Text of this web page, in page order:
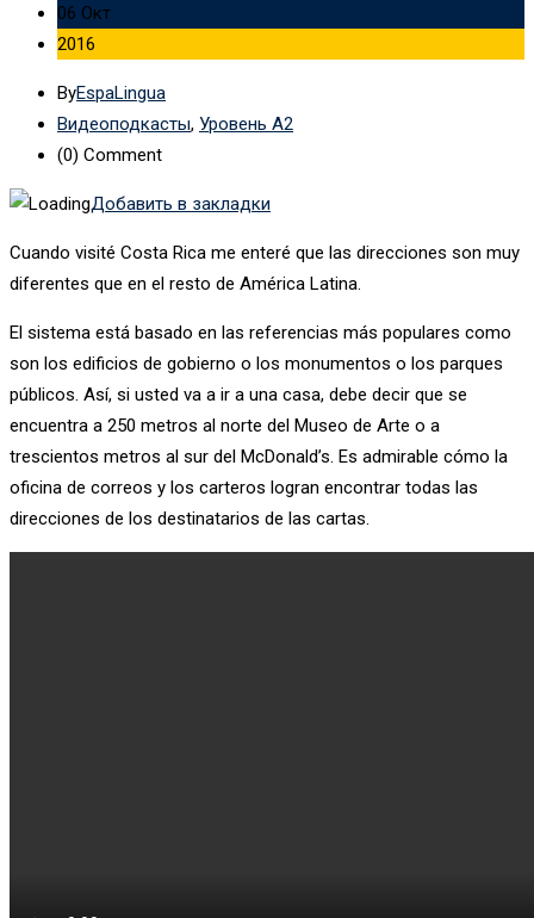
06 Окт
2016
ByEspaLingua
Видеоподкасты, Уровень А2
(0) Comment
Добавить в закладки
Cuando visité Costa Rica me enteré que las direcciones son muy
diferentes que en el resto de América Latina.
El sistema está basado en las referencias más populares como
son los edificios de gobierno o los monumentos o los parques
públicos. Así, si usted va a ir a una casa, debe decir que se
encuentra a 250 metros al norte del Museo de Arte o a
trescientos metros al sur del McDonald’s. Es admirable cómo la
oficina de correos y los carteros logran encontrar todas las
direcciones de los destinatarios de las cartas.